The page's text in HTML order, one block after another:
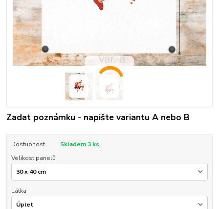
Zadat poznámku - napište variantu A nebo B
Dostupnost
Skladem 3 ks
Velikost panelů
Látka